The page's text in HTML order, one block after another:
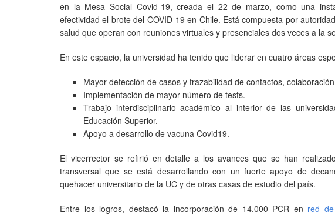
en la Mesa Social Covid-19, creada el 22 de marzo, como una
efectividad el brote del COVID-19 en Chile. Está compuesta por
salud que operan con reuniones virtuales y presenciales dos veces a la
En este espacio, la universidad ha tenido que liderar en cuatro áreas
Mayor detección de casos y trazabilidad de contactos,
Implementación de mayor número de tests.
Trabajo interdisciplinario académico al interior de las
Educación Superior.
Apoyo a desarrollo de vacuna Covid19.
El vicerrector se refirió en detalle a los avances que se han
transversal que se está desarrollando con un fuerte apoyo de
quehacer universitario de la UC y de otras casas de estudio del país.
Entre los logros, destacó la incorporación de 14.000 PCR en red